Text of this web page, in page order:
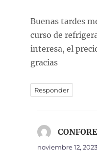
Buenas tardes
curso de
interesa, el
gracias
Responder
noviembre 12,